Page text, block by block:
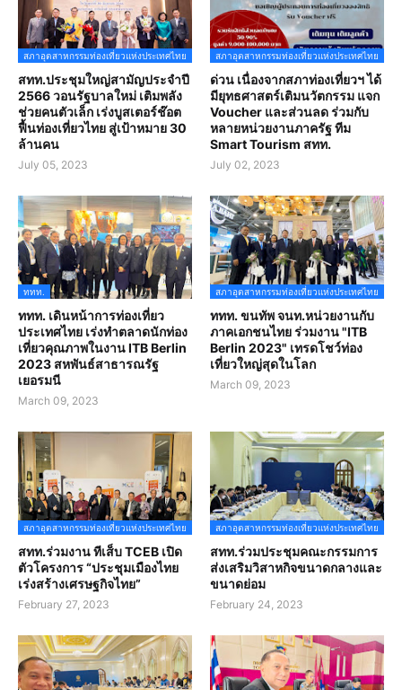
สภาอุตสาหกรรมท่องเที่ยวแห่งประเทศไทย
สทท.ประชุมใหญ่สามัญประจำปี
2566 วอนรัฐบาลใหม่ เติมพลัง
ช่วยคนตัวเล็ก เร่งบูสเตอร์ช๊อต
ฟื้นท่องเที่ยวไทย สู่เป้าหมาย 30
ล้านคน
July 05, 2023
สภาอุตสาหกรรมท่องเที่ยวแห่งประเทศไทย
ด่วน เนื่องจากสภาท่องเที่ยวฯ ได้
มียุทธศาสตร์เติมนวัตกรรม แจก
Voucher และส่วนลด ร่วมกับ
หลายหน่วยงานภาครัฐ ทีม
Smart Tourism สทท.
July 02, 2023
ททท.
ททท. เดินหน้าการท่องเที่ยว
ประเทศไทย เร่งทำตลาดนักท่อง
เที่ยวคุณภาพในงาน ITB Berlin
2023 สหพันธ์สาธารณรัฐ
เยอรมนี
March 09, 2023
สภาอุตสาหกรรมท่องเที่ยวแห่งประเทศไทย
ททท. ขนทัพ จนท.หน่วยงานกับ
ภาคเอกชนไทย ร่วมงาน "ITB
Berlin 2023" เทรดโชว์ท่อง
เที่ยวใหญ่สุดในโลก
March 09, 2023
สภาอุตสาหกรรมท่องเที่ยวแห่งประเทศไทย
สทท.ร่วมงาน ทีเส็บ TCEB เปิด
ตัวโครงการ “ประชุมเมืองไทย
เร่งสร้างเศรษฐกิจไทย”
February 27, 2023
สภาอุตสาหกรรมท่องเที่ยวแห่งประเทศไทย
สทท.ร่วมประชุมคณะกรรมการ
ส่งเสริมวิสาหกิจขนาดกลางและ
ขนาดย่อม
February 24, 2023